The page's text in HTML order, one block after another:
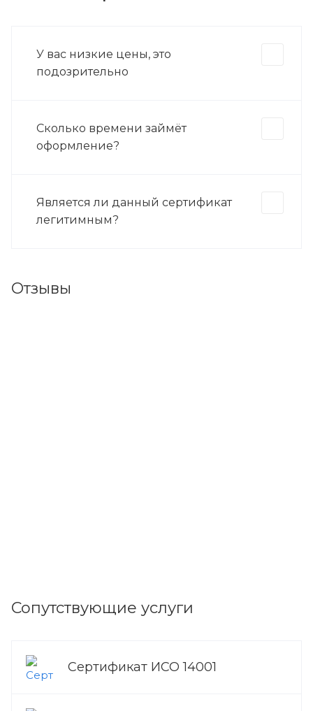
У вас низкие цены, это
подозрительно
Сколько времени займёт
оформление?
Является ли данный сертификат
легитимным?
Отзывы
Сопутствующие услуги
Сертификат ИСО 14001